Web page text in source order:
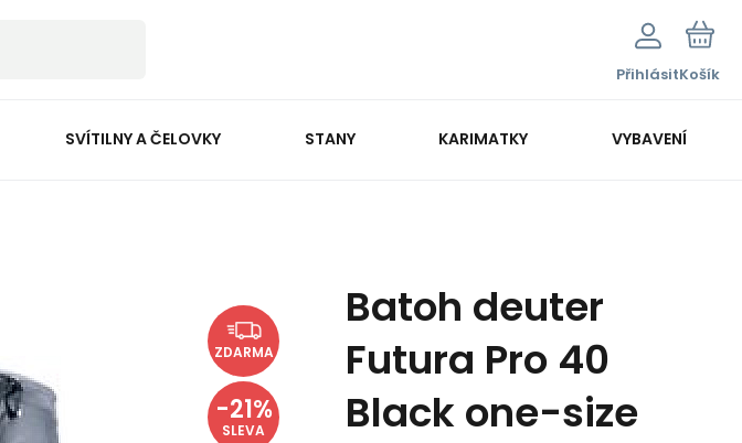
PřihlásitKošík
SVÍTILNY A ČELOVKY STANY KARIMATKY VYBAVENÍ
ZDARMA
-21%
SLEVA
Batoh deuter
Futura Pro 40
Black one-size